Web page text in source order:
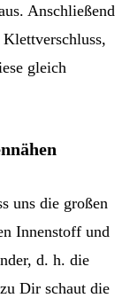
Anschließend
gleich
uns die großen
Innenstoff und
d. h. die
Dir schaut die